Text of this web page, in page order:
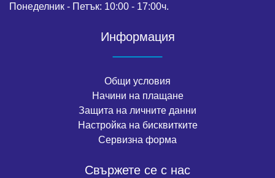
Понеделник - Петък: 10:00 - 17:00ч.
Информация
Общи условия
Начини на плащане
Защита на личните данни
Настройка на бисквитките
Сервизна форма
Свържете се с нас